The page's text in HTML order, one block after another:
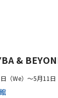
&
（We）〜5月11日